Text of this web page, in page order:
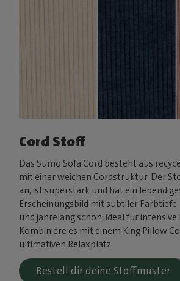
Cord Stoff
Das Sumo Sofa Cord besteht aus
mit einer weichen Cordstruktur. Der
an, ist superstark und hat ein
Erscheinungsbild mit subtiler
und jahrelang schön, ideal für
Kombiniere es mit einem King Pillow
ultimativen Relaxplatz.
Bestell dir deine Stoffmuster